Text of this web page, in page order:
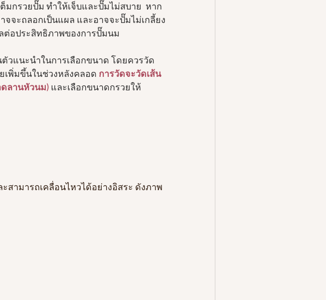
มกรวยปั๊ม ทำให้เจ็บและปั๊มไม่สบาย  หาก
จะถลอกเป็นแผล และอาจจะปั๊มไม่เกลี้ยง
ต่อประสิทธิภาพของการปั๊มนม
วแนะนำในการเลือกขนาด โดยควรวัด
เพิ่มขึ้นในช่วงหลังคลอด การวัดจะวัดเส้น
ดลานหัวนม) และเลือกขนาดกรวยให้
สามารถเคลื่อนไหวได้อย่างอิสระ ดังภาพ